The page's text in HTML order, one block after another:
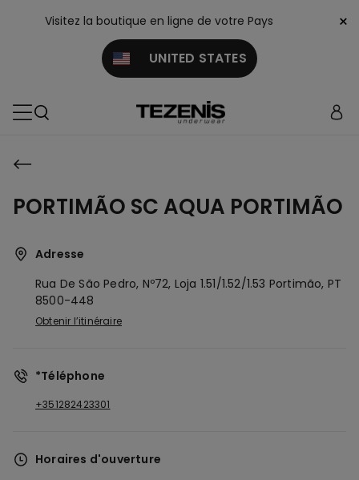
Visitez la boutique en ligne de votre Pays
UNITED STATES
×
PORTIMÃO SC AQUA PORTIMÃO
Adresse
Rua De São Pedro, Nº72, Loja 1.51/1.52/1.53 Portimão, PT
8500-448
Obtenir l’itinéraire
*Téléphone
+351282423301
Horaires d'ouverture